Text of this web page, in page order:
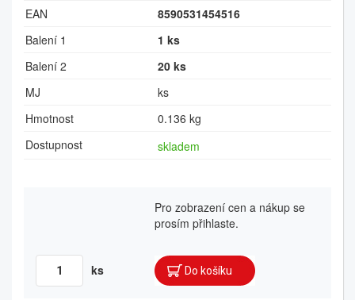
EAN
8590531454516
Balení 1
1 ks
Balení 2
20 ks
MJ
ks
Hmotnost
0.136 kg
Dostupnost
skladem
Pro zobrazení cen a nákup se
prosím přihlaste.
ks